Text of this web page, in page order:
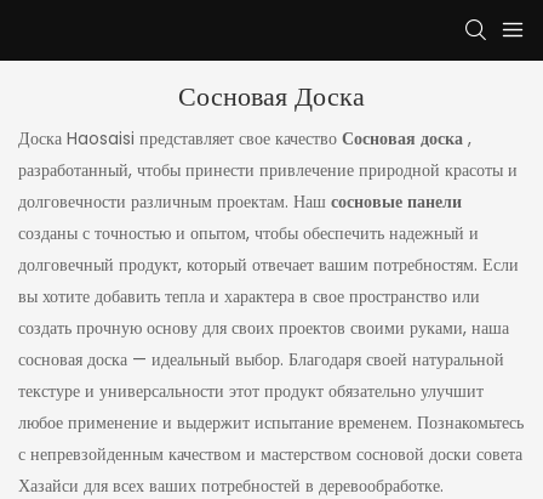
Сосновая Доска
Доска Haosaisi представляет свое качество Сосновая доска ,
разработанный, чтобы принести привлечение природной красоты и
долговечности различным проектам. Наш сосновые панели
созданы с точностью и опытом, чтобы обеспечить надежный и
долговечный продукт, который отвечает вашим потребностям. Если
вы хотите добавить тепла и характера в свое пространство или
создать прочную основу для своих проектов своими руками, наша
сосновая доска — идеальный выбор. Благодаря своей натуральной
текстуре и универсальности этот продукт обязательно улучшит
любое применение и выдержит испытание временем. Познакомьтесь
с непревзойденным качеством и мастерством сосновой доски совета
Хазайси для всех ваших потребностей в деревообработке.